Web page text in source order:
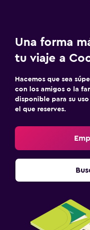
Una forma
tu viaje a
Hacemos que sea
con los amigos o la
disponible para su
el que reserves.